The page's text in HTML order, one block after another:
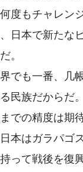
度もチャレン
日本で新たな
。
でも一番、几
民族だからだ。
での精度は期
本はガラパゴ
って戦後を復